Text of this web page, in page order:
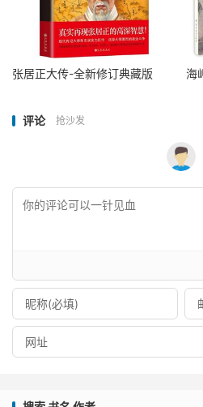
张居正大传-全新修订典藏版 海
评论 抢沙发